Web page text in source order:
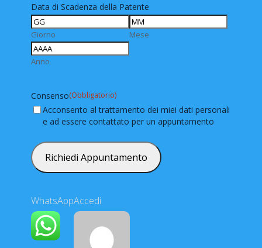
Data di Scadenza della Patente
Giorno Mese
Anno
Consenso(Obbligatorio)
Acconsento al trattamento dei miei dati personali
e ad essere contattato per un appuntamento
WhatsAppAccedi